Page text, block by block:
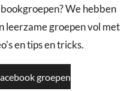
a
r
a
o
We hebben
leerzame groepen vol met
en tips en tricks.
groepen